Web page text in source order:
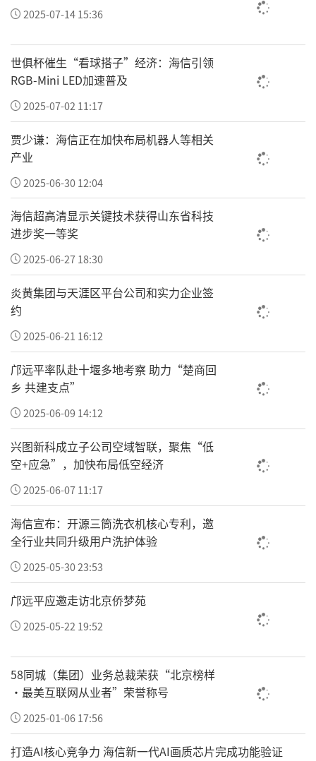
2025-07-14 15:36
世俱杯催生“看球搭子”经济：海信引领
RGB-Mini LED加速普及
2025-07-02 11:17
贾少谦：海信正在加快布局机器人等相关
产业
2025-06-30 12:04
海信超高清显示关键技术获得山东省科技
进步奖一等奖
2025-06-27 18:30
炎黄集团与天涯区平台公司和实力企业签
约
2025-06-21 16:12
邝远平率队赴十堰多地考察 助力“楚商回
乡 共建支点”
2025-06-09 14:12
兴图新科成立子公司空域智联，聚焦“低
空+应急”，加快布局低空经济
2025-06-07 11:17
海信宣布：开源三筒洗衣机核心专利，邀
全行业共同升级用户洗护体验
2025-05-30 23:53
邝远平应邀走访北京侨梦苑
2025-05-22 19:52
58同城（集团）业务总裁荣获“北京榜样
·最美互联网从业者”荣誉称号
2025-01-06 17:56
打造AI核心竞争力 海信新一代AI画质芯片完成功能验证